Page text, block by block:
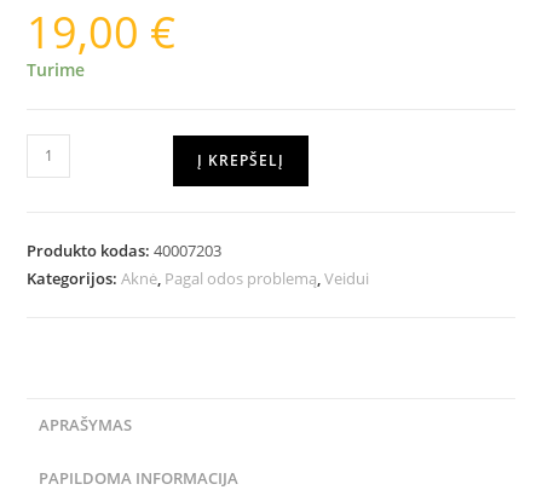
19,00 €
Turime
Į KREPŠELĮ
Produkto kodas:40007203
Kategorijos:Aknė, Pagal odos problemą,Veidui
APRAŠYMAS
PAPILDOMA INFORMACIJA